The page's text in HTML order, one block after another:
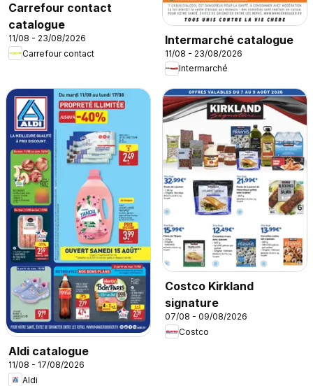
Carrefour contact
catalogue
11/08 - 23/08/2026
Carrefour contact
Intermarché catalogue
11/08 - 23/08/2026
Intermarché
Aldi catalogue
11/08 - 17/08/2026
Aldi
Costco Kirkland
signature
07/08 - 09/08/2026
Costco